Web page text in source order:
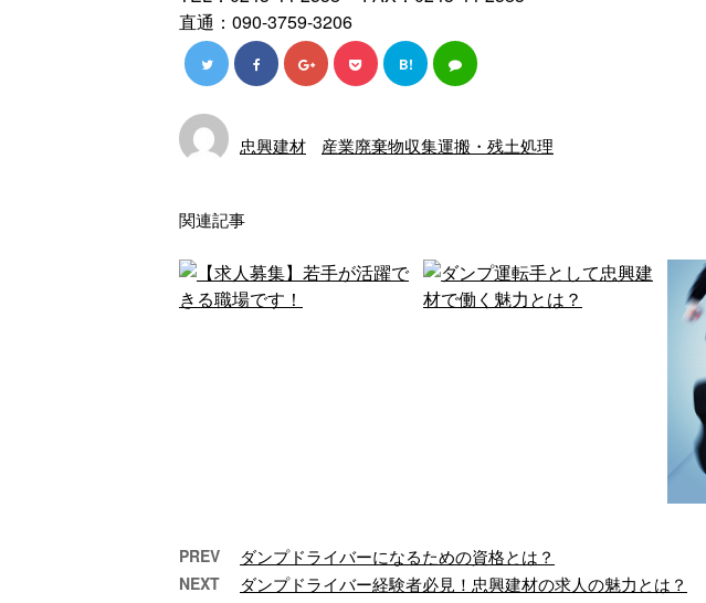
直通：090-3759-3206
B!
忠興建材 産業廃棄物収集運搬・残土処理
関連記事
【求人募集】若手が活躍で
ダンプ運転手として忠興建
PREV ダンプドライバーになるための資格とは？
NEXT ダンプドライバー経験者必見！忠興建材の求人の魅力とは？